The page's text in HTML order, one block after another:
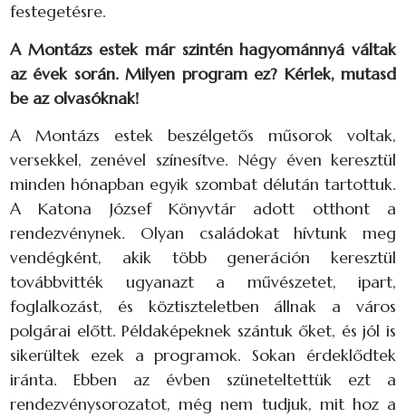
festegetésre.
A Montázs estek már szintén hagyománnyá váltak
az évek során. Milyen program ez? Kérlek, mutasd
be az olvasóknak!
A Montázs estek beszélgetős műsorok voltak,
versekkel, zenével színesítve. Négy éven keresztül
minden hónapban egyik szombat délután tartottuk.
A Katona József Könyvtár adott otthont a
rendezvénynek. Olyan családokat hívtunk meg
vendégként, akik több generáción keresztül
továbbvitték ugyanazt a művészetet, ipart,
foglalkozást, és köztiszteletben állnak a város
polgárai előtt. Példaképeknek szántuk őket, és jól is
sikerültek ezek a programok. Sokan érdeklődtek
iránta. Ebben az évben szüneteltettük ezt a
rendezvénysorozatot, még nem tudjuk, mit hoz a